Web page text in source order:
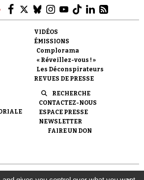
Faire un don
Demander à Vera
VIDÉOS
ÉMISSIONS
Complorama
« Réveillez-vous ! »
Les Déconspirateurs
REVUES DE PRESSE
RECHERCHE
CONTACTEZ-NOUS
ESPACE PRESSE
NEWSLETTER
FAIRE UN DON
Watch | Une réalisation de